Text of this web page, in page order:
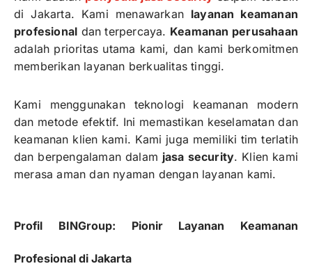
di Jakarta. Kami menawarkan layanan keamanan
profesional dan terpercaya. Keamanan perusahaan
adalah prioritas utama kami, dan kami berkomitmen
memberikan layanan berkualitas tinggi.
Kami menggunakan teknologi keamanan modern
dan metode efektif. Ini memastikan keselamatan dan
keamanan klien kami. Kami juga memiliki tim terlatih
dan berpengalaman dalam jasa security. Klien kami
merasa aman dan nyaman dengan layanan kami.
Profil BINGroup: Pionir Layanan Keamanan
Profesional di Jakarta